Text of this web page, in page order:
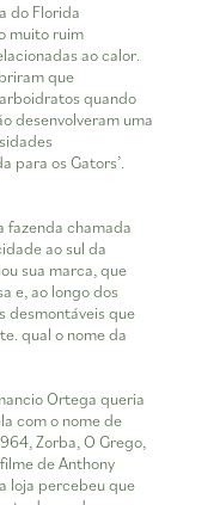
do Florida
muito ruim
ao calor.
que
quando
desenvolveram uma
para os Gators’.
fazenda chamada
ao sul da
sua marca, que
e, ao longo dos
desmontáveis que
qual o nome da
Ortega queria
com o nome de
Zorba, O Grego,
de Anthony
loja percebeu que